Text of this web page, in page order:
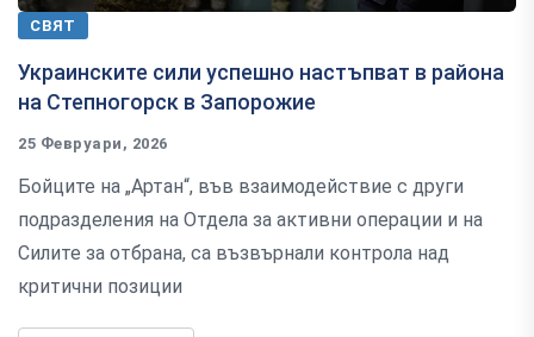
СВЯТ
Украинските сили успешно настъпват в района
на Степногорск в Запорожие
25 Февруари, 2026
Бойците на „Артан“, във взаимодействие с други
подразделения на Отдела за активни операции и на
Силите за отбрана, са възвърнали контрола над
критични позиции